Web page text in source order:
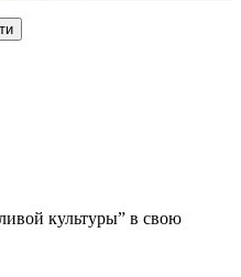
культуры” в свою